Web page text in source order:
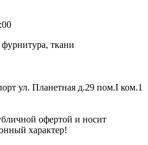
ткани
ул. Планетная д.29 пом.I ком.1
офертой и носит
характер!